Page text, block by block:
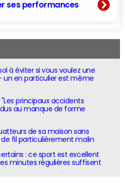
ses performances
à éviter si vous voulez une
en particulier est même
principaux accidents
au manque de forme
de sa maison sans
fil particulièrement malin
: ce sport est excellent
minutes régulières suffisent